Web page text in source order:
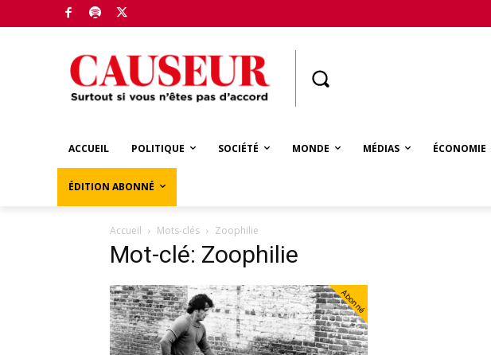
ACCUEIL POLITIQUE SOCIÉTÉ MONDE MÉDIAS ÉCONOMIE
ÉDITION ABONNÉ
Accueil Mots-clés Zoophilie
Mot-clé: Zoophilie
Abonné